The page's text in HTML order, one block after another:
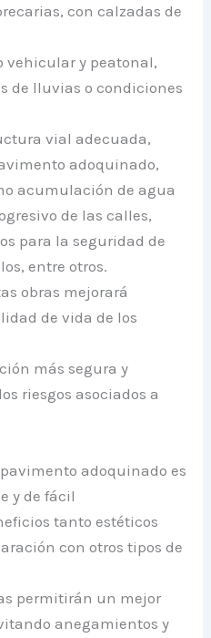
con calzadas de
y peatonal,
de lluvias o condiciones
vial adecuada,
adoquinado,
acumulación de agua
de las calles,
para la seguridad de
entre otros.
obras mejorará
de vida de los
más segura y
riesgos asociados a
adoquinado es
y de fácil
tanto estéticos
con otros tipos de
permitirán un mejor
anegamientos y